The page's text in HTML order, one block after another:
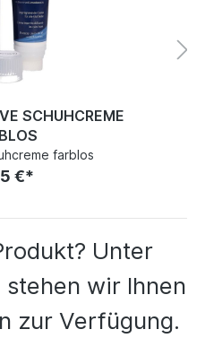
SCHUHCREME
farblos
€*
Unter
wir Ihnen
zur Verfügung.